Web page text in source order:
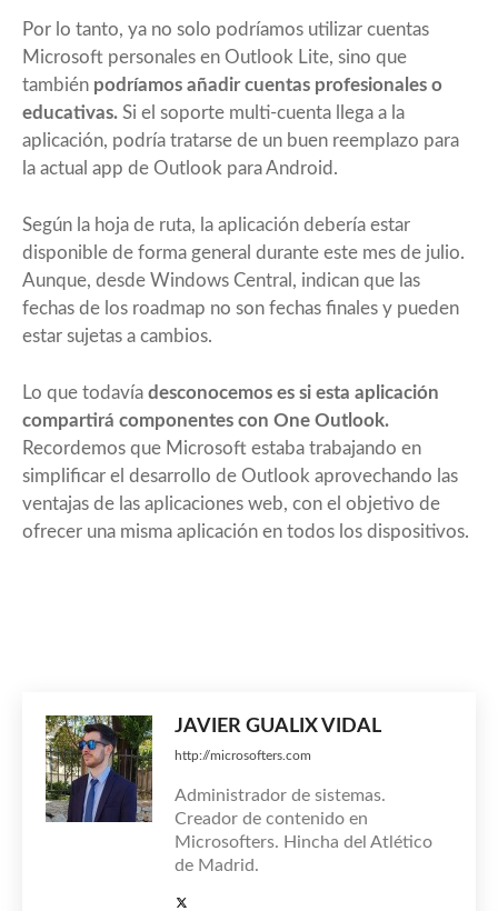
Por lo tanto, ya no solo podríamos utilizar cuentas
Microsoft personales en Outlook Lite, sino que
también podríamos añadir cuentas profesionales o
educativas. Si el soporte multi-cuenta llega a la
aplicación, podría tratarse de un buen reemplazo para
la actual app de Outlook para Android.
Según la hoja de ruta, la aplicación debería estar
disponible de forma general durante este mes de julio.
Aunque, desde Windows Central , indican que las
fechas de los roadmap no son fechas finales y pueden
estar sujetas a cambios.
Lo que todavía desconocemos es si esta aplicación
compartirá componentes con One Outlook.
Recordemos que Microsoft estaba trabajando en
simplificar el desarrollo de Outlook aprovechando las
ventajas de las aplicaciones web, con el objetivo de
ofrecer una misma aplicación en todos los dispositivos.
JAVIER GUALIX VIDAL
http://microsofters.com
Administrador de sistemas.
Creador de contenido en
Microsofters. Hincha del Atlético
de Madrid.